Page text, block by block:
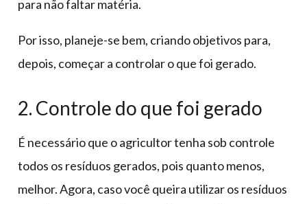
para não faltar matéria.
Por isso, planeje-se bem, criando objetivos para,
depois, começar a controlar o que foi gerado.
2. Controle do que foi gerado
É necessário que o agricultor tenha sob controle
todos os resíduos gerados, pois quanto menos,
melhor. Agora, caso você queira utilizar os resíduos